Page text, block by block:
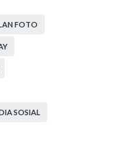
FOTO
SOSIAL